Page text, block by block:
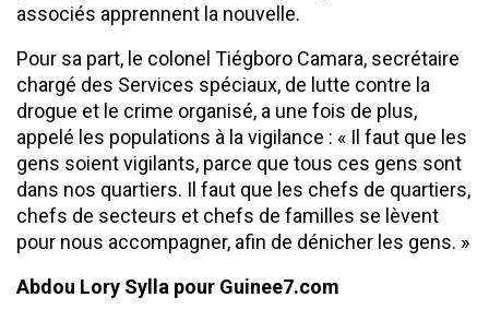
associés apprennent la nouvelle.
Pour sa part, le colonel Tiégboro Camara, secrétaire
chargé des Services spéciaux, de lutte contre la
drogue et le crime organisé, a une fois de plus,
appelé les populations à la vigilance : « Il faut que les
gens soient vigilants, parce que tous ces gens sont
dans nos quartiers. Il faut que les chefs de quartiers,
chefs de secteurs et chefs de familles se lèvent
pour nous accompagner, afin de dénicher les gens. »
Abdou Lory Sylla pour Guinee7.com